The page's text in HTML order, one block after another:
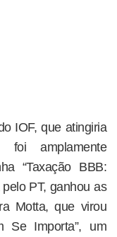
IOF, que atingiria
foi amplamente
“Taxação BBB:
PT, ganhou as
Motta, que virou
Se Importa”, um